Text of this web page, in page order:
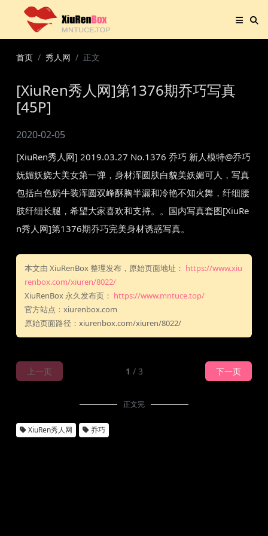
首页 秀人网 正文
[XiuRen秀人网]第1376期乔巧写真
[45P]
2020-02-05
[XiuRen秀人网] 2019.03.27 No.1376 乔巧 新人模特@乔巧
妩媚妖娆大美女第一弹，身材浑圆肤白貌美妖媚可人，写真
包括白色奶牛装浑圆双峰酥胸半漏和冷艳不知火舞，纤细腰
肢纤细长腿，希望大家喜欢和支持。。国内写真套图[XiuRe
n秀人网]第1376期乔巧完美身材诱惑写真。
本文由 XiuRenBox 整理发布，原始页面地址： https://www.xiu
renbox.com/xiuren/8022/
XiuRenBox 永久发布页： https://www.mntuce.top/
官方站点：xiurenbox.com
原始页面路径：xiurenbox.com/xiuren/8022/
上一页 1 / 3 下一页
正文完
XiuRen秀人网 乔巧